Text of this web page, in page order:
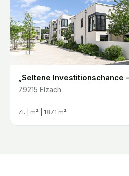
79215 Elzach
Zi. | m² | 1871 m²